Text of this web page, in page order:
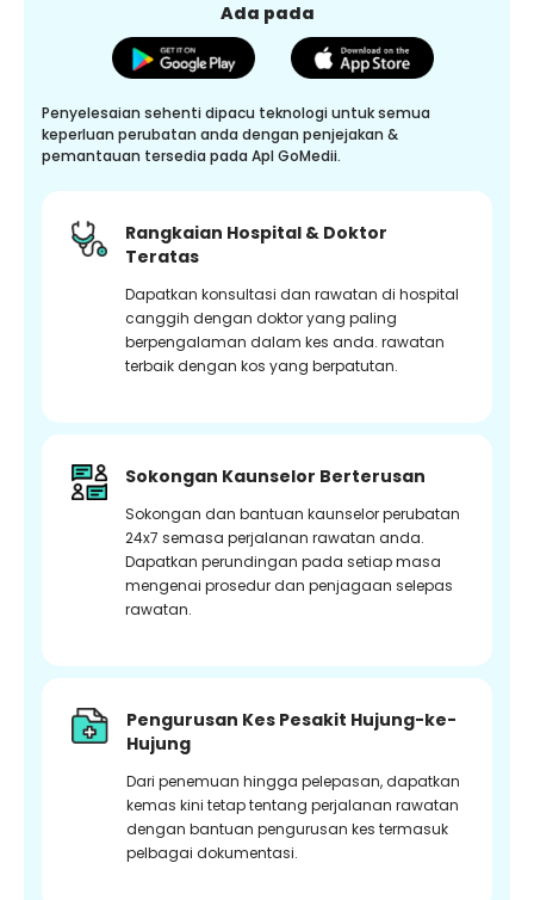
Ada pada
Penyelesaian sehenti dipacu teknologi untuk semua
keperluan perubatan anda dengan penjejakan &
pemantauan tersedia pada Apl GoMedii.
Rangkaian Hospital & Doktor
Teratas
Dapatkan konsultasi dan rawatan di hospital
canggih dengan doktor yang paling
berpengalaman dalam kes anda. rawatan
terbaik dengan kos yang berpatutan.
Sokongan Kaunselor Berterusan
Sokongan dan bantuan kaunselor perubatan
24x7 semasa perjalanan rawatan anda.
Dapatkan perundingan pada setiap masa
mengenai prosedur dan penjagaan selepas
rawatan.
Pengurusan Kes Pesakit Hujung-ke-
Hujung
Dari penemuan hingga pelepasan, dapatkan
kemas kini tetap tentang perjalanan rawatan
dengan bantuan pengurusan kes termasuk
pelbagai dokumentasi.